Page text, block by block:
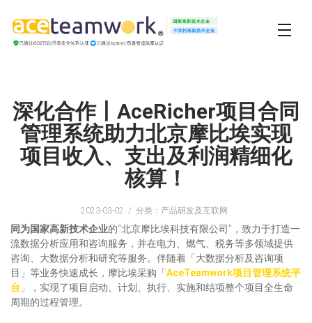
深化合作丨AceRicher项目合同
管理系统助力北京摩比埃实现
项目收入、支出及利润精细化
核算！
2023-03-02 分类：产品研发及互联网
同为国家高新技术企业的“北京摩比埃科技有限公司”，致力于打造一
流数据分析应用和咨询服务，并在电力、燃气、税务等多领域提供
咨询、大数据分析和研究等服务。伴随着「大数据分析及咨询项
目」等业务快速成长，摩比埃采购「 AceTeamwork项目管理系统平
台 」，实现了项目启动、计划、执行、实施和结项整个项目全生命
周期的过程管理。